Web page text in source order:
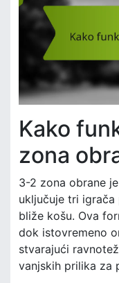
Kako
zona
3-2 zona obrane
uključuje tri
bliže košu. Ova
dok istovremeno
stvarajući
vanjskih prilika za